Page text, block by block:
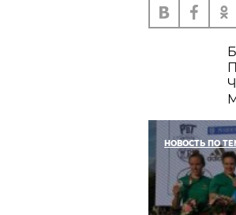
НОВОСТЬ ПО